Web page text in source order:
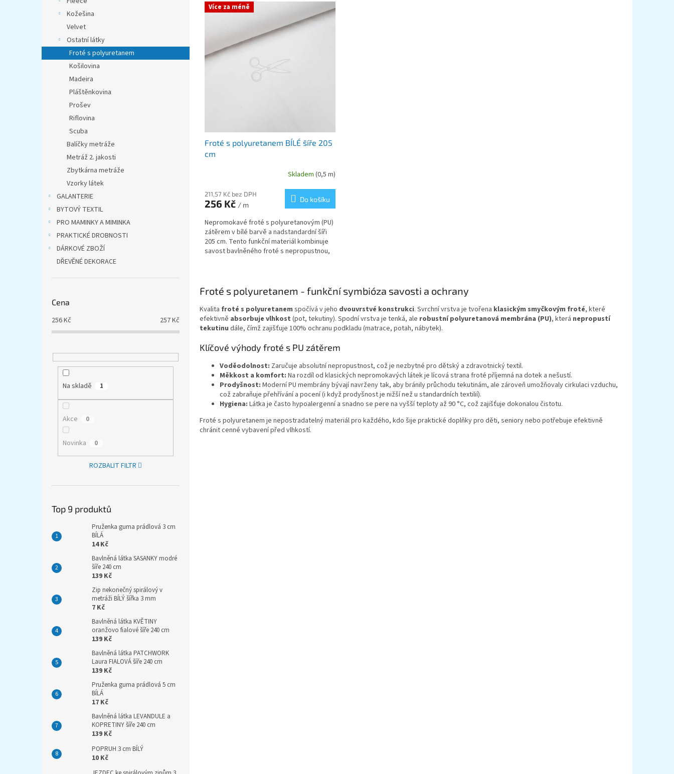
Kožešina
Velvet
Ostatní látky
Froté s polyuretanem
Košilovina
Madeira
Pláštěnkovina
Prošev
Riflovina
Scuba
Balíčky metráže
Metráž 2. jakosti
Zbytkárna metráže
Vzorky látek
GALANTERIE
BYTOVÝ TEXTIL
PRO MAMINKY A MIMINKA
PRAKTICKÉ DROBNOSTI
DÁRKOVÉ ZBOŽÍ
DŘEVĚNÉ DEKORACE
Cena
256Kč 257Kč
Na skladě 1
Akce 0
Novinka 0
ROZBALIT FILTR
Top 9 produktů
Pruženka guma prádlová 3 cm
BÍLÁ
14 Kč
Bavlněná látka SASANKY modré
šíře 240 cm
139 Kč
Zip nekonečný spirálový v
metráži BÍLÝ šířka 3 mm
7 Kč
Bavlněná látka KVĚTINY
oranžovo fialové šíře 240 cm
139 Kč
Bavlněná látka PATCHWORK
Laura FIALOVÁ šíře 240 cm
139 Kč
Pruženka guma prádlová 5 cm
BÍLÁ
17 Kč
Bavlněná látka LEVANDULE a
KOPRETINY šíře 240 cm
139 Kč
POPRUH 3 cm BÍLÝ
10 Kč
p
Více za méně
Froté s polyuretanem BÍLÉ šíře 205
cm
Skladem (0,5 m)
211,57 Kč bez DPH
256 Kč / m
Do košíku
Nepromokavé froté s polyuretanovým (PU)
zátěrem v bílé barvě a nadstandardní šíři
205 cm. Tento funkční materiál kombinuje
savost bavlněného froté s nepropustnou,
l
d
a
c
v
k
y
v
ý
p
i
Froté s polyuretanem - funkční symbióza savosti a ochrany
Kvalita froté s polyuretanem spočívá v jeho dvouvrstvé konstrukci. Svrchní vrstva je tvořena klasickým smyčkovým froté, které
efektivně absorbuje vlhkost (pot, tekutiny). Spodní vrstva je tenká, ale robustní polyuretanová membrána (PU), která nepropustí
tekutinu dále, čímž zajišťuje 100% ochranu podkladu (matrace, potah, nábytek).
Klíčové výhody froté s PU zátěrem
Voděodolnost: Zaručuje absolutní nepropustnost, což je nezbytné pro dětský a zdravotnický textil.
Měkkost a komfort: Na rozdíl od klasických nepromokavých látek je lícová strana froté příjemná na dotek a nešustí.
Prodyšnost: Moderní PU membrány bývají navrženy tak, aby bránily průchodu tekutinám, ale zároveň umožňovaly cirkulaci vzduchu,
což zabraňuje přehřívání a pocení (i když prodyšnost je nižší než u standardních textilií).
Hygiena: Látka je často hypoalergenní a snadno se pere na vyšší teploty až 90 °C, což zajišťuje dokonalou čistotu.
Froté s polyuretanem je nepostradatelný materiál pro každého, kdo šije praktické doplňky pro děti, seniory nebo potřebuje efektivně
chránit cenné vybavení před vlhkostí.